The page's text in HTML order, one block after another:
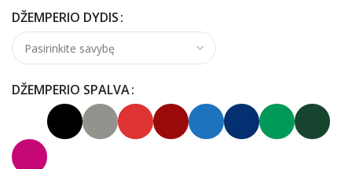
DŽEMPERIO DYDIS
DŽEMPERIO SPALVA